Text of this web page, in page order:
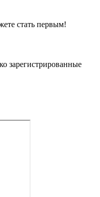
стать первым!
зарегистрированные